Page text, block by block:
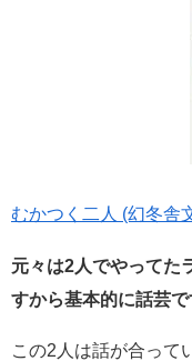
むかつく二人 (幻冬舎
元々は2人でやってた
すから基本的に話芸で
この2人は話が合って